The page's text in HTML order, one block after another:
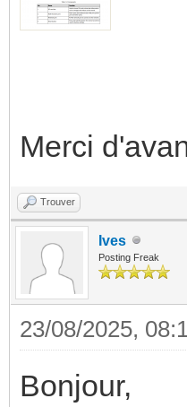
Merci
Trouver
Ives
Posting Freak
23/08/2025,
Bonjour,